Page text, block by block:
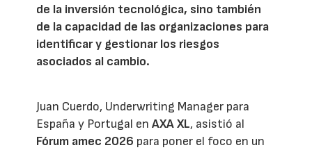
de la inversión tecnológica, sino también
de la capacidad de las organizaciones para
identificar y gestionar los riesgos
asociados al cambio.
Juan Cuerdo, Underwriting Manager para
España y Portugal enAXA XL, asistió al
Fórum amec 2026 para poner el foco en un